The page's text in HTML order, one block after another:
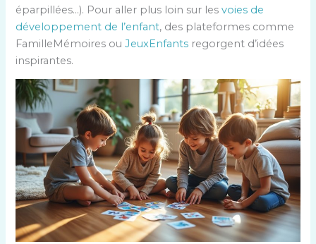
éparpillées…). Pour aller plus loin sur lesvoies de
développement de l’enfant, des plateformes comme
FamilleMémoires ouJeuxEnfants regorgent d’idées
inspirantes.